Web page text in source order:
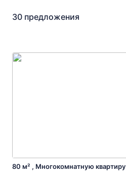
30 предложения
80 м² , Многокомнатную квартиру